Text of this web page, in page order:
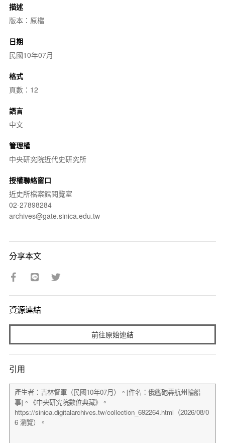
描述
版本：原檔
日期
民國10年07月
格式
頁數：12
語言
中文
管理權
中央研究院近代史研究所
授權聯絡窗口
近史所檔案館閱覽室
02-27898284
archives@gate.sinica.edu.tw
分享本文
資源連結
前往原始連結
引用